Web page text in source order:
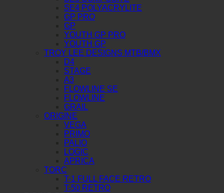
SE4 POLYACRYLITE
GP PRO
GP
YOUTH GP PRO
YOUTH GP
TROY LEE DESIGNS MTB/BMX
D4
STAGE
A3
FLOWLINE SE
FLOWLINE
GRAIL
ORIGINE
VEGA
PRIMO
PALIO
LOGIC
APRICA
TORC
T-1 FULL FACE RETRO
T-50 RETRO